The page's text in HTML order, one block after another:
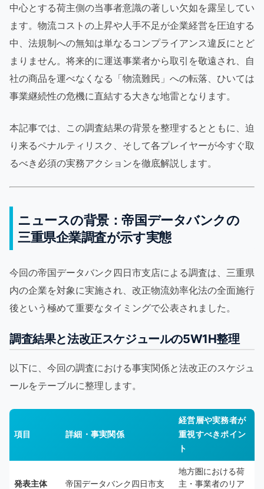
中心とする荷主側の当事者意識の著しい欠如を露呈してい
ます。物流コストの上昇や人手不足が企業経営を圧迫する
中、法規制への無知は単なるコンプライアンス違反にとど
まりません。将来的に運送事業者から取引を敬遠され、自
社の商品を運べなくなる「物流難民」への転落、ひいては
事業継続性の危機に直結する大きな地雷となります。
本記事では、この調査結果の背景を整理するとともに、迫
り来るペナルティリスク、そして各プレイヤーが今すぐ取
るべき必須の実務アクションを徹底解説します。
ニュースの背景：帝国データバンクの
三重県企業調査が示す実態
今回の帝国データバンク四日市支店による調査は、三重県
内の企業を対象に実施され、改正物流効率化法の全面施行
後という極めて重要なタイミングで公表されました。
調査結果と法改正スケジュールの5W1H整理
以下に、今回の調査における事実関係と法改正のスケジュ
ールをテーブルに整理します。
項目 詳細・事実関係
経営層や実務者が
重視すべきポイン
ト
発表主体
帝国データバンク四日市支
地方圏における荷
主・事業者のリア